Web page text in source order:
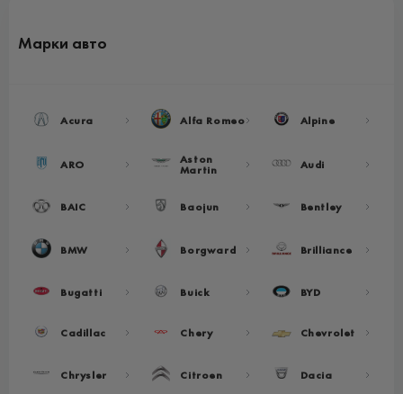
Марки авто
Acura Alfa Romeo Alpine
ARO Aston
Martin Audi
BAIC Baojun Bentley
BMW Borgward Brilliance
Bugatti Buick BYD
Cadillac Chery Chevrolet
Chrysler Citroen Dacia